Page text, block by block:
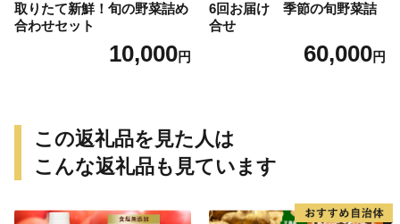
取りたて新鮮！旬の野菜詰め
合わせセット
10,000円
6回お届け 季節の旬野菜詰
合せ
60,000円
この返礼品を見た人は
こんな返礼品も見ています